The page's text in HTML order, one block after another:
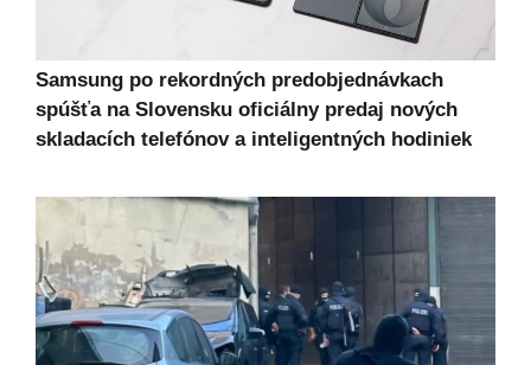
Samsung po rekordných predobjednávkach
spúšťa na Slovensku oficiálny predaj nových
skladacích telefónov a inteligentných hodiniek